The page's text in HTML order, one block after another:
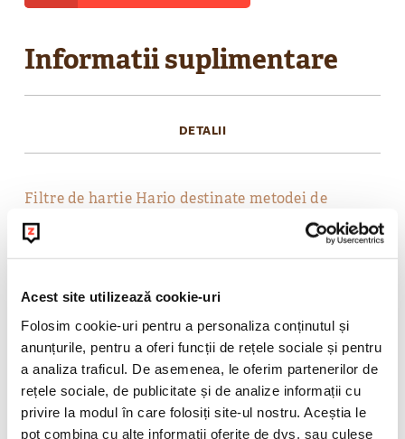
Acest site utilizează cookie-uri
Folosim cookie-uri pentru a personaliza conținutul și
anunțurile, pentru a oferi funcții de rețele sociale și pentru
a analiza traficul. De asemenea, le oferim partenerilor de
rețele sociale, de publicitate și de analize informații cu
privire la modul în care folosiți site-ul nostru. Aceștia le
pot combina cu alte informații oferite de dvs. sau culese
Informatii suplimentare
DETALII
Filtre de hartie Hario destinate metodei de
preparare cafea V60.
Forma si calitatea corespunzatoare a filtrului
asigura o cafea aromata si intensa in orice
Compatibile modelului V60-01.
Ambalajul contine 100 de filtre .
POLITICA DE RETUR